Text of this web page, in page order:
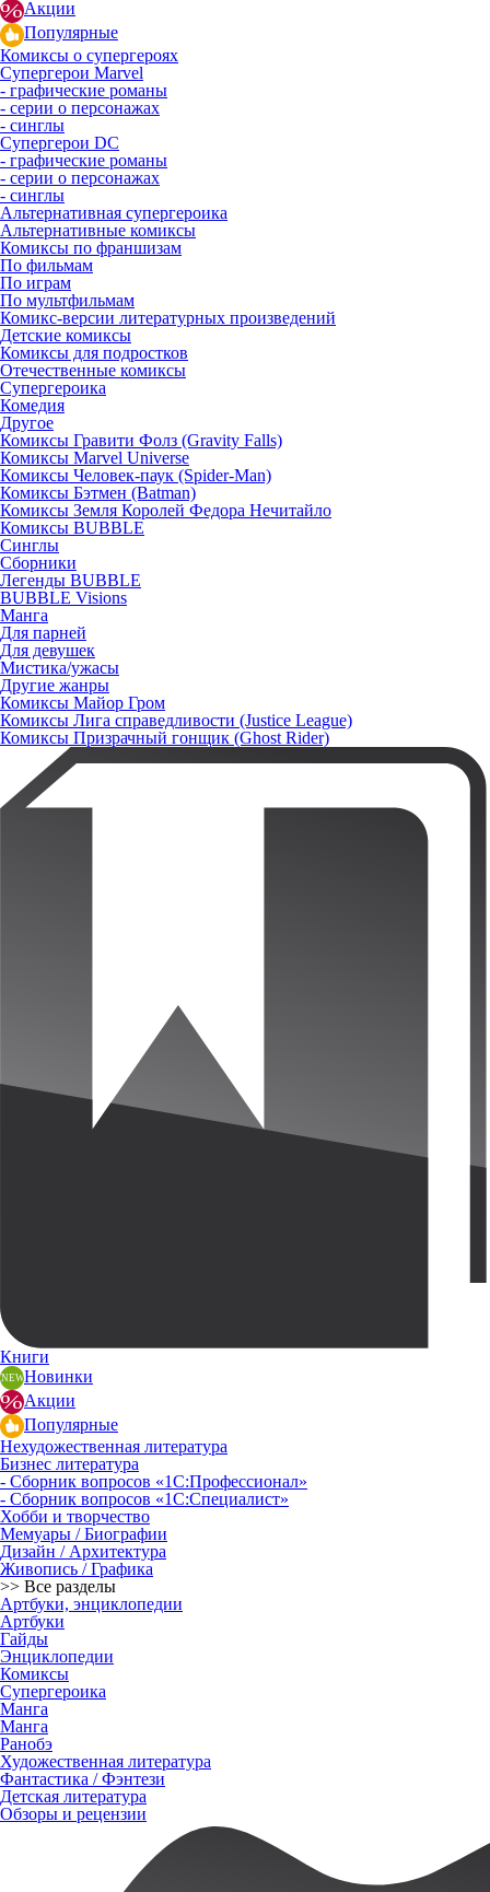
Акции
Популярные
Комиксы о супергероях
Супергерои Marvel
- графические романы
- серии о персонажах
- синглы
Супергерои DC
- графические романы
- серии о персонажах
- синглы
Альтернативная супергероика
Альтернативные комиксы
Комиксы по франшизам
По фильмам
По играм
По мультфильмам
Комикс-версии литературных произведений
Детские комиксы
Комиксы для подростков
Отечественные комиксы
Супергероика
Комедия
Другое
Комиксы Гравити Фолз (Gravity Falls)
Комиксы Marvel Universe
Комиксы Человек-паук (Spider-Man)
Комиксы Бэтмен (Batman)
Комиксы Земля Королей Федора Нечитайло
Комиксы BUBBLE
Синглы
Сборники
Легенды BUBBLE
BUBBLE Visions
Манга
Для парней
Для девушек
Мистика/ужасы
Другие жанры
Комиксы Майор Гром
Комиксы Лига справедливости (Justice League)
Комиксы Призрачный гонщик (Ghost Rider)
Книги
Новинки
Акции
Популярные
Нехудожественная литература
Бизнес литература
- Сборник вопросов «1С:Профессионал»
- Сборник вопросов «1С:Специалист»
Хобби и творчество
Мемуары / Биографии
Дизайн / Архитектура
Живопись / Графика
>> Все разделы
Артбуки, энциклопедии
Артбуки
Гайды
Энциклопедии
Комиксы
Супергероика
Манга
Манга
Ранобэ
Художественная литература
Фантастика / Фэнтези
Детская литература
Обзоры и рецензии